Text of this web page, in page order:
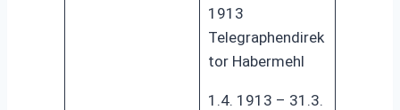
1913
Telegraphendirek
tor Habermehl
1.4. 1913 – 31.3.